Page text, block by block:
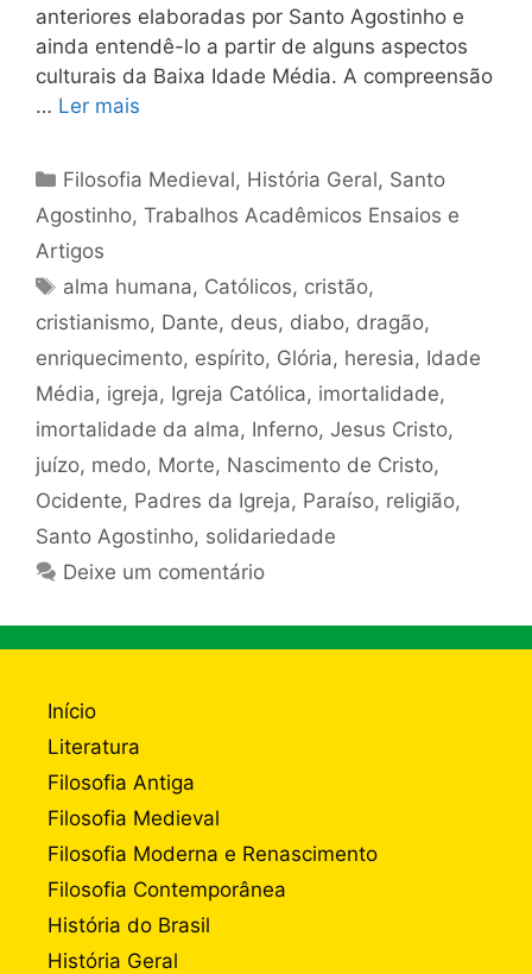
anteriores elaboradas por Santo Agostinho e
ainda entendê-lo a partir de alguns aspectos
culturais da Baixa Idade Média. A compreensão
… Ler mais
Categorias
Filosofia Medieval, História Geral, Santo
Agostinho, Trabalhos Acadêmicos Ensaios e
Artigos
Tags
alma humana, Católicos, cristão,
cristianismo, Dante, deus, diabo, dragão,
enriquecimento, espírito, Glória, heresia, Idade
Média, igreja, Igreja Católica, imortalidade,
imortalidade da alma, Inferno, Jesus Cristo,
juízo, medo, Morte, Nascimento de Cristo,
Ocidente, Padres da Igreja, Paraíso, religião,
Santo Agostinho, solidariedade
Deixe um comentário
Início
Literatura
Filosofia Antiga
Filosofia Medieval
Filosofia Moderna e Renascimento
Filosofia Contemporânea
História do Brasil
História Geral